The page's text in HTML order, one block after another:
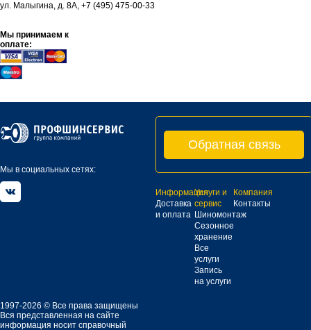
ул. Малыгина, д. 8А, +7 (495) 475-00-33
Мы принимаем к
оплате:
Мы в социальных сетях:
Обратная связь
Информация
Доставка
и оплата
Услуги и
сервис
Шиномонтаж
Сезонное
хранение
Все
услуги
Запись
на услуги
Компания
Контакты
1997-2026 © Все права защищены
Вся представленная на сайте
информация носит справочный